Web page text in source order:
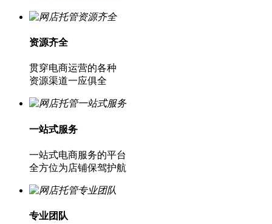
资源齐全
贯穿电商运营的各种
资源渠道一应俱全
一站式服务
一站式电商服务的平台
全方位为店铺保驾护航
专业团队